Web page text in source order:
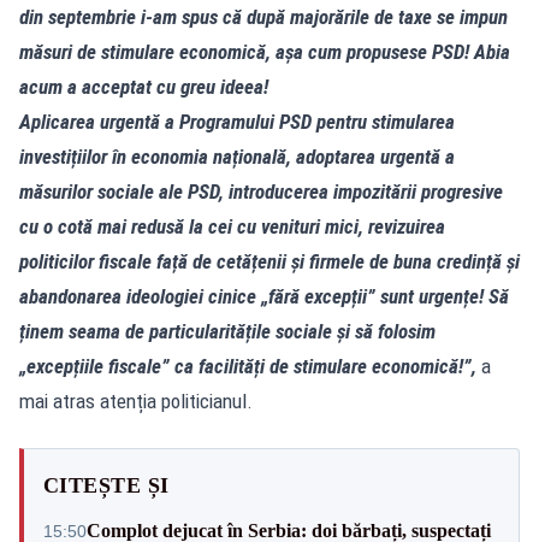
din septembrie i-am spus că după majorările de taxe se impun
măsuri de stimulare economică, așa cum propusese PSD! Abia
acum a acceptat cu greu ideea!
Aplicarea urgentă a Programului PSD pentru stimularea
investițiilor în economia națională, adoptarea urgentă a
măsurilor sociale ale PSD, introducerea impozitării progresive
cu o cotă mai redusă la cei cu venituri mici, revizuirea
politicilor fiscale față de cetățenii și firmele de buna credință și
abandonarea ideologiei cinice „fără excepții” sunt urgențe! Să
ținem seama de particularitățile sociale și să folosim
„excepțiile fiscale” ca facilități de stimulare economică!”, a
mai atras atenția politicianul.
CITEȘTE ȘI
15:50Complot dejucat în Serbia: doi bărbați, suspectați